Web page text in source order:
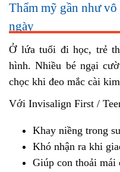
Thẩm mỹ gần như
ngày
Ở lứa tuổi đi học, trẻ
hình. Nhiều bé ngại
chọc khi đeo mắc cài
Với Invisalign First /
Khay niềng trong
Khó nhận ra khi
Giúp con thoải mái